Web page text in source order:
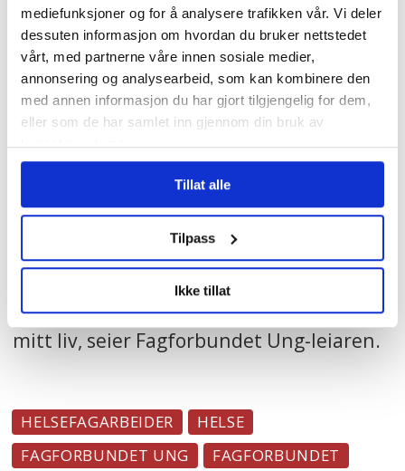
mediefunksjoner og for å analysere trafikken vår. Vi deler
dessuten informasjon om hvordan du bruker nettstedet
vårt, med partnerne våre innen sosiale medier,
annonsering og analysearbeid, som kan kombinere den
med annen informasjon du har gjort tilgjengelig for dem,
eller som de har samlet inn gjennom din bruk av
tjenestene deres.
Tillat alle
Tilpass
Ikke tillat
frå sjukehus har verdi både på privaten
og i den nye jobben som Ung-leiar:
– Eg synest det var heilt fantastisk når eg
berre skjønte korleis det var å vere
turnusarbeidar. Det å gå frå skulebenken
til turnus var kjempetøft. Men eg hadde
ein lærlingkoordinator som sa at «hald ut
dei tre første månadene, så går det bra».
Det er det beste valet eg har gjort i heile
mitt liv, seier Fagforbundet Ung-leiaren.
HELSEFAGARBEIDER
HELSE
FAGFORBUNDET UNG
FAGFORBUNDET